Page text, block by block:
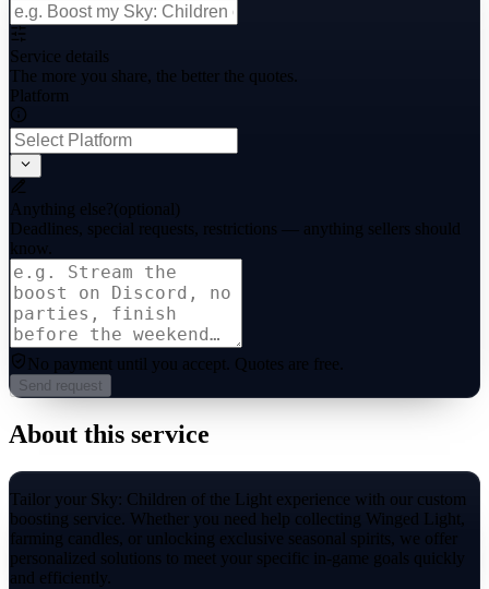
Service details
The more you share, the better the quotes.
Platform
Anything else?(optional)
Deadlines, special requests, restrictions — anything sellers should
know.
No payment until you accept. Quotes are free.
Send request
About this service
Tailor your Sky: Children of the Light experience with our custom
boosting service. Whether you need help collecting Winged Light,
farming candles, or unlocking exclusive seasonal spirits, we offer
personalized solutions to meet your specific in-game goals quickly
and efficiently.